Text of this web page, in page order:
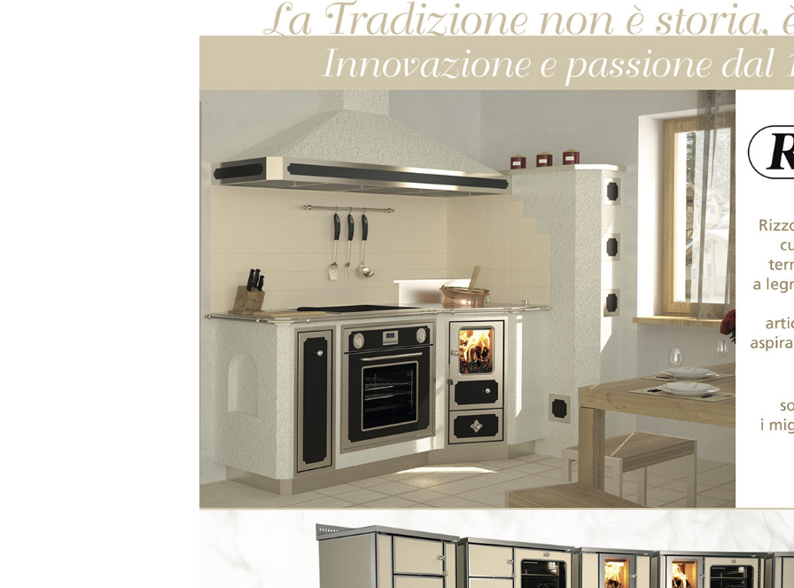
RIZZOLI
CUCINE
Där eld formas av
passion och teknik
FÖRETAGET
PRODUKTER
KATALOGER
VERKTYG
NYHETER
MEDIA
KONTAKTER